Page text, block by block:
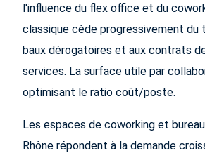
l'influence du flex office et du
classique cède progressivement du
baux dérogatoires et aux contrats
services. La surface utile par
optimisant le ratio coût/poste.
Les espaces de coworking et
Rhône répondent à la demande